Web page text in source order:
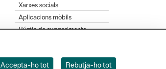
Xarxes socials
Aplicacions mòbils
Bústia de suggeriments
Accepta-ho tot Rebutja-ho tot